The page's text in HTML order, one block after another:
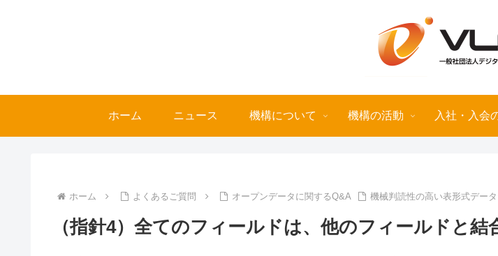
ホーム ニュース 機構について 機構の活動 入社・入会
ホーム よくあるご質問 オープンデータに関するQ&A 機械判読性の高い表形式デー
（指針4）全てのフィールドは、他のフィールドと結